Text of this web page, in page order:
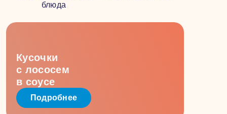
блюда
Кусочки
с лососем
в соусе
Подробнее